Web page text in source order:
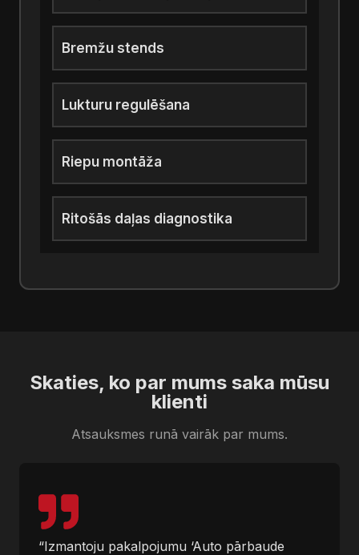
Bremžu stends
Lukturu regulēšana
Riepu montāža
Ritošās daļas diagnostika
Skaties, ko par mums saka mūsu
klienti
Atsauksmes runā vairāk par mums.
“Izmantoju pakalpojumu ‘Auto pārbaude